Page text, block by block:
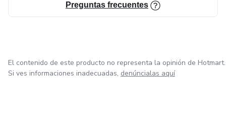
Preguntas frecuentes
El contenido de este producto no representa la opinión de Hotmart.
Si ves informaciones inadecuadas, denúncialas aquí